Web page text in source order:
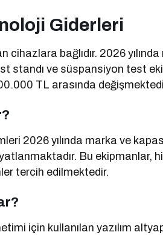
Giderleri
bağlıdır. 2026
standı ve süspansiyon test
TL arasında
2026 yılında marka ve
Bu ekipmanlar,
tercih edilmektedir.
için kullanılan yazılım